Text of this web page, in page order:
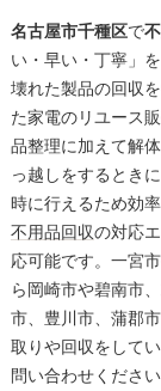
名古屋市千種区で
い・早い・丁寧」
壊れた製品の回収
た家電のリユース
品整理に加えて解
っ越しをするとき
時に行えるため効
不用品回収の対応
応可能です。一宮
ら岡崎市や碧南市
市、豊川市、蒲郡
取りや回収をして
問い合わせください